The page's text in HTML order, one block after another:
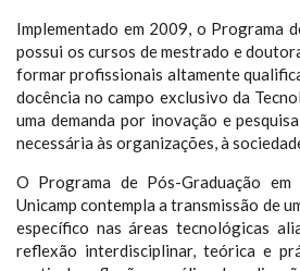
Implementado em 2009, o Programa
possui os cursos de mestrado e
formar profissionais altamente
docência no campo exclusivo da
uma demanda por inovação e
necessária às organizações, à
O Programa de Pós-Graduação em
Unicamp contempla a transmissão de
específico nas áreas tecnológicas
reflexão interdisciplinar, teórica e